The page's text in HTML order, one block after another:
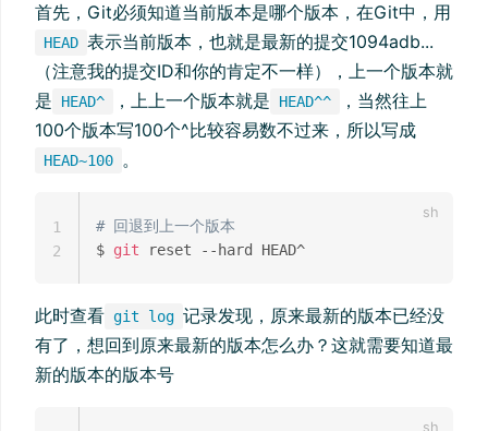
首先，Git必须知道当前版本是哪个版本，在Git中，用
HEAD 表示当前版本，也就是最新的提交1094adb...
（注意我的提交ID和你的肯定不一样），上一个版本就
是
HEAD^ ，上上一个版本就是 HEAD^^
，当然往上
100个版本写100个^比较容易数不过来，所以写成
HEAD~100 。
# 回退到上一个版本
$ git
1
2
此时查看 git log 记录发现，原来最新的版本已经没
有了，想回到原来最新的版本怎么办？这就需要知道最
新的版本的版本号